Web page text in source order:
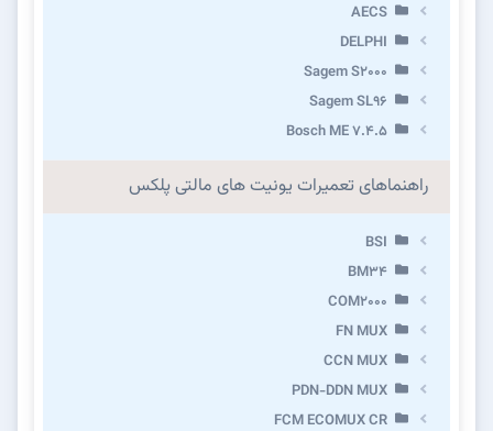
AECS
DELPHI
Sagem S2000
Sagem SL96
Bosch ME 7.4.5
راهنماهای تعمیرات یونیت های مالتی پلکس
BSI
BM34
COM2000
FN MUX
CCN MUX
PDN-DDN MUX
FCM ECOMUX CR